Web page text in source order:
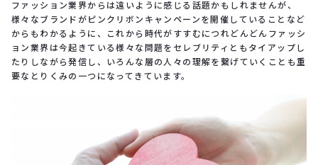
ファッション業界からは遠いように感じる話題かもしれませんが、
様々なブランドがピンクリボンキャンペーンを開催していることなど
からもわかるように、これから時代がすすむにつれどんどんファッシ
ョン業界は今起きている様々な問題をセレブリティともタイアップし
たりしながら発信し、いろんな層の人々の理解を繋げていくことも重
要なとりくみの一つになってきています。